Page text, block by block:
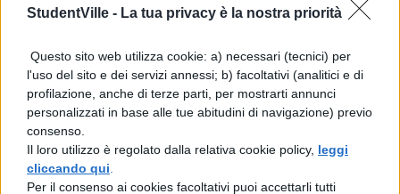
StudentVille - La tua privacy è la nostra priorità
Questo sito web utilizza cookie: a) necessari (tecnici) per
l'uso del sito e dei servizi annessi; b) facoltativi (analitici e di
profilazione, anche di terze parti, per mostrarti annunci
personalizzati in base alle tue abitudini di navigazione) previo
consenso.
Il loro utilizzo è regolato dalla relativa cookie policy, leggi
cliccando qui
Per il consenso ai cookies facoltativi puoi accettarli tutti
Quali sono i giorni in cui non si va a scuola in
di Natalele scuole in Campania resteranno
chiuse dal 23 dicembre al 6 gennaio, mentre
per leVacanze di Pasqua
aprile 2024. Ricapitolando: